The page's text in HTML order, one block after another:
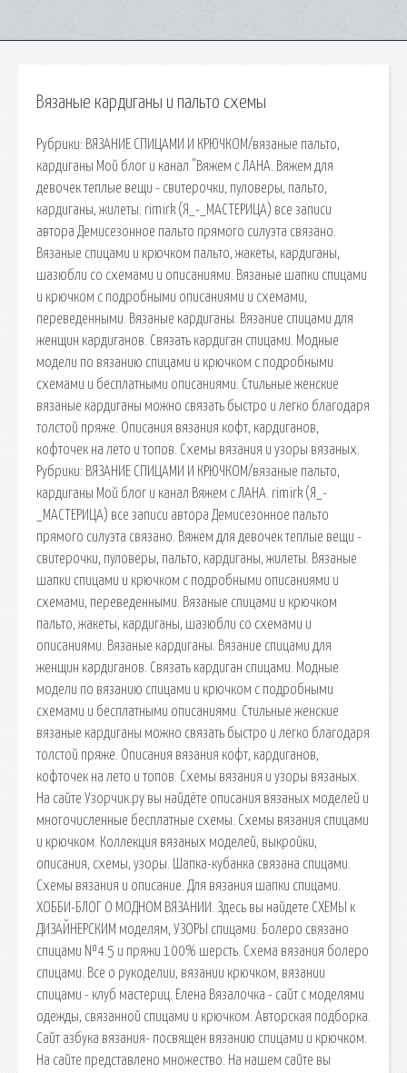
Вязаные кардиганы и пальто схемы
Рубрики: ВЯЗАНИЕ СПИЦАМИ И КРЮЧКОМ/вязаные пальто,
кардиганы Мой блог и канал "Вяжем с ЛАНА. Вяжем для
девочек теплые вещи - свитерочки, пуловеры, пальто,
кардиганы, жилеты. rimirk (Я_-_МАСТЕРИЦА) все записи
автора Демисезонное пальто прямого силуэта связано.
Вязаные спицами и крючком пальто, жакеты, кардиганы,
шазюбли со схемами и описаниями. Вязаные шапки спицами
и крючком с подробными описаниями и схемами,
переведенными. Вязаные кардиганы. Вязание спицами для
женщин кардиганов. Связать кардиган спицами. Модные
модели по вязанию спицами и крючком с подробными
схемами и бесплатными описаниями. Стильные женские
вязаные кардиганы можно связать быстро и легко благодаря
толстой пряже. Описания вязания кофт, кардиганов,
кофточек на лето и топов. Схемы вязания и узоры вязаных.
Рубрики: ВЯЗАНИЕ СПИЦАМИ И КРЮЧКОМ/вязаные пальто,
кардиганы Мой блог и канал Вяжем с ЛАНА. rimirk (Я_-
_МАСТЕРИЦА) все записи автора Демисезонное пальто
прямого силуэта связано. Вяжем для девочек теплые вещи -
свитерочки, пуловеры, пальто, кардиганы, жилеты. Вязаные
шапки спицами и крючком с подробными описаниями и
схемами, переведенными. Вязаные спицами и крючком
пальто, жакеты, кардиганы, шазюбли со схемами и
описаниями. Вязаные кардиганы. Вязание спицами для
женщин кардиганов. Связать кардиган спицами. Модные
модели по вязанию спицами и крючком с подробными
схемами и бесплатными описаниями. Стильные женские
вязаные кардиганы можно связать быстро и легко благодаря
толстой пряже. Описания вязания кофт, кардиганов,
кофточек на лето и топов. Схемы вязания и узоры вязаных.
На сайте Узорчик.ру вы найдёте описания вязаных моделей и
многочисленные бесплатные схемы. Схемы вязания спицами
и крючком. Коллекция вязаных моделей, выкройки,
описания, схемы, узоры. Шапка-кубанка связана спицами.
Схемы вязания и описание. Для вязания шапки спицами.
ХОББИ-БЛОГ О МОДНОМ ВЯЗАНИИ. Здесь вы найдете СХЕМЫ к
ДИЗАЙНЕРСКИМ моделям, УЗОРЫ спицами. Болеро связано
спицами №4.5 и пряжи 100% шерсть. Схема вязания болеро
спицами. Все о рукоделии, вязании крючком, вязании
спицами - клуб мастериц. Елена Вязалочка - сайт с моделями
одежды, связанной спицами и крючком. Авторская подборка.
Сайт азбука вязания- посвящен вязанию спицами и крючком.
На сайте представлено множество. На нашем сайте вы